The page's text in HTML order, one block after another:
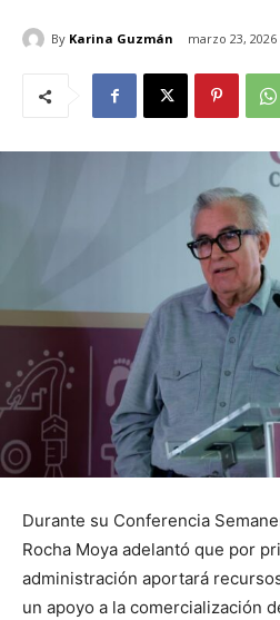
By Karina Guzmán marzo 23, 2026
Durante su Conferencia
Rocha Moya adelantó que por
administración aportará
un apoyo a la comercialización